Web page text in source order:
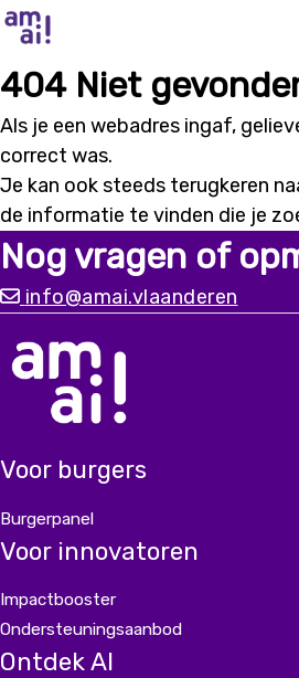
404 Niet
Als je een webadres ingaf,
correct was.
Je kan ook steeds terugkeren
de informatie te vinden die je
Nog vragen of
info@amai.vlaanderen
Voor burgers
Burgerpanel
Voor innovatoren
Impactbooster
Ondersteuningsaanbod
Ontdek AI